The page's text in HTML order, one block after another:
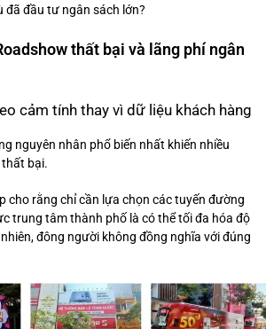
đã đầu tư ngân sách lớn?
thất bại và lãng phí ngân
cảm tính thay vì dữ liệu khách hàng
nguyên nhân phổ biến nhất khiến nhiều
bại.
cho rằng chỉ cần lựa chọn các tuyến đường
trung tâm thành phố là có thể tối đa hóa độ
đông người không đồng nghĩa với đúng